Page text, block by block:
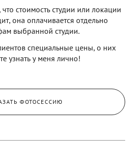
стоимость студии или локации
она оплачивается отдельно
выбранной студии.
специальные цены, о них
узнать у меня лично!
ФОТОСЕССИЮ